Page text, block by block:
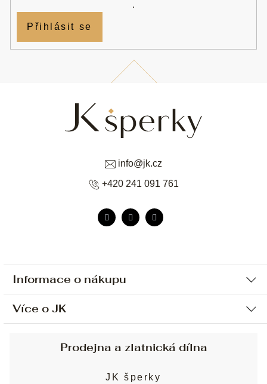
Informace o nákupu
Ochrana osobních údajů
Sjednání osobní schůzky
Obchodní podmínky
Více o JK
info@jk.cz
+420 241 091 761
.
Přihlásit se
Prodejna a zlatnická dílna
JK šperky